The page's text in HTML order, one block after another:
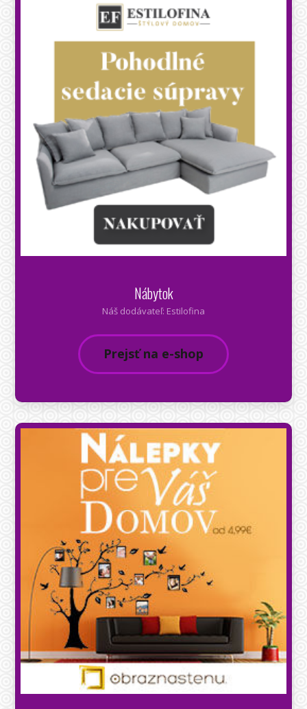
Nábytok
Náš dodávateľ: Estilofina
Prejsť na e-shop